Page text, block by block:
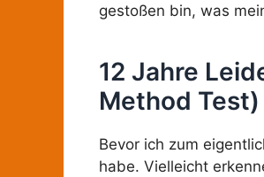
gestoßen bin, was
12 Jahre
Method Test)
Bevor ich zum
habe. Vielleicht